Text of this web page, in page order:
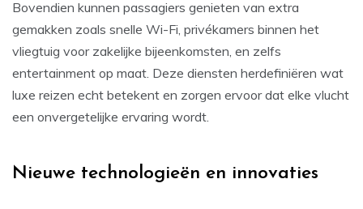
Bovendien kunnen passagiers genieten van extra
gemakken zoals snelle Wi-Fi, privékamers binnen het
vliegtuig voor zakelijke bijeenkomsten, en zelfs
entertainment op maat. Deze diensten herdefiniëren wat
luxe reizen echt betekent en zorgen ervoor dat elke vlucht
een onvergetelijke ervaring wordt.
Nieuwe technologieën en innovaties